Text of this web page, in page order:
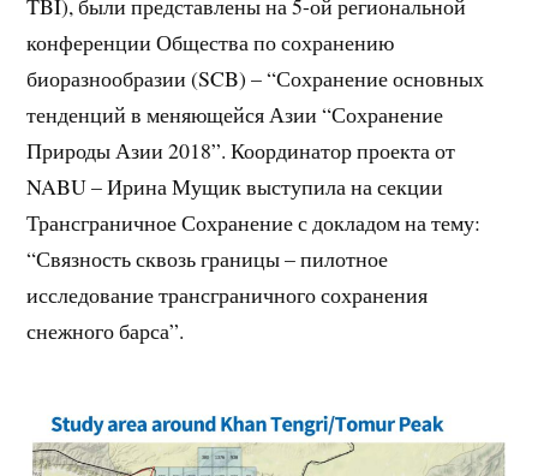
TBI), были представлены на 5-ой региональной
конференции Общества по сохранению
биоразнообразии (SCB) – “Сохранение основных
тенденций в меняющейся Азии “Сохранение
Природы Азии 2018”. Координатор проекта от
NABU – Ирина Мущик выступила на секции
Трансграничное Сохранение с докладом на тему:
“Связность сквозь границы – пилотное
исследование трансграничного сохранения
снежного барса”.